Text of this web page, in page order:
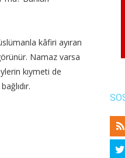
kâfiri ayıran
Namaz varsa
kıymeti de